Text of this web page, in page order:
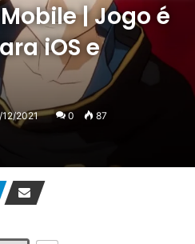
| Jogo é
iOS e
12/2021 0 87